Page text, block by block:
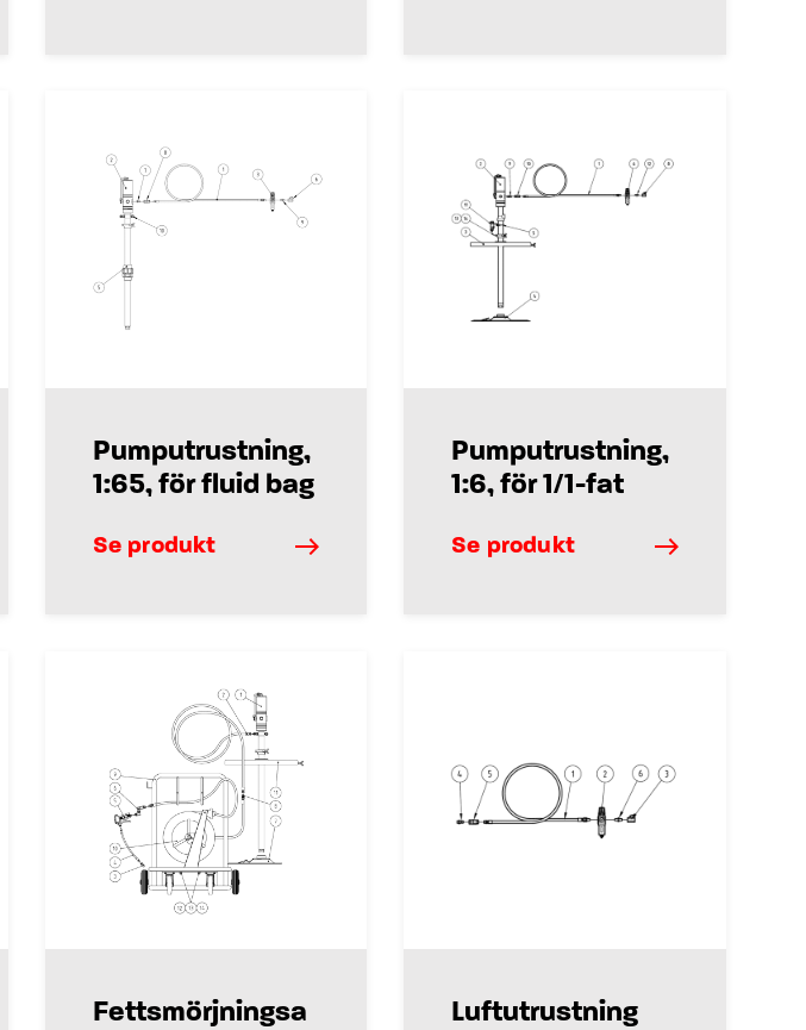
Pumputrustning,
1:65, för fluid bag
Se produkt
Pumputrustning,
1:6, för 1/1-fat
Se produkt
Fettsmörjningsa
Luftutrustning